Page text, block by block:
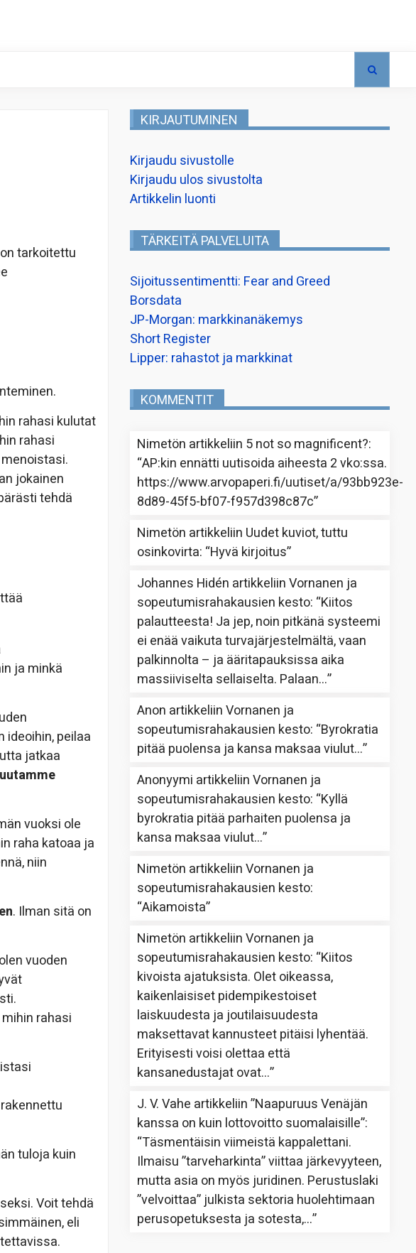
tarkoitettu
rahasi kulutat
rahasi
jokainen
tehdä
ja minkä
ideoihin, peilaa
jatkaa
vuoksi ole
raha katoaa ja
niin
. Ilman sitä on
vuoden
rahasi
tuloja kuin
Voit tehdä
eli
KIRJAUTUMINEN
Kirjaudu sivustolle
Kirjaudu ulos sivustolta
Artikkelin luonti
TÄRKEITÄ PALVELUITA
Sijoitussentimentti: Fear and Greed
Borsdata
JP-Morgan: markkinanäkemys
Short Register
Lipper: rahastot ja markkinat
KOMMENTIT
Nimetön artikkeliin 5 not so magnificent?:
“AP:kin ennätti uutisoida aiheesta 2 vko:ssa.
https://www.arvopaperi.fi/uutiset/a/93bb923e-
8d89-45f5-bf07-f957d398c87c”
Nimetön artikkeliin Uudet kuviot, tuttu
osinkovirta: “Hyvä kirjoitus”
Johannes Hidén artikkeliinVornanen ja
sopeutumisrahakausien kesto: “Kiitos
palautteesta! Ja jep, noin pitkänä systeemi
ei enää vaikuta turvajärjestelmältä, vaan
palkinnolta – ja ääritapauksissa aika
massiiviselta sellaiselta. Palaan…”
Anon artikkeliinVornanen ja
sopeutumisrahakausien kesto: “Byrokratia
pitää puolensa ja kansa maksaa viulut…”
Anonyymi artikkeliinVornanen ja
sopeutumisrahakausien kesto: “Kyllä
byrokratia pitää parhaiten puolensa ja
kansa maksaa viulut…”
Nimetön artikkeliinVornanen ja
sopeutumisrahakausien kesto:
“Aikamoista”
Nimetön artikkeliinVornanen ja
sopeutumisrahakausien kesto: “Kiitos
kivoista ajatuksista. Olet oikeassa,
kaikenlaisiset pidempikestoiset
laiskuudesta ja joutilaisuudesta
maksettavat kannusteet pitäisi lyhentää.
Erityisesti voisi olettaa että
kansanedustajat ovat…”
J. V. Vahe artikkeliin”Naapuruus Venäjän
kanssa on kuin lottovoitto suomalaisille”:
“Täsmentäisin viimeistä kappalettani.
Ilmaisu ”tarveharkinta” viittaa järkevyyteen,
mutta asia on myös juridinen. Perustuslaki
”velvoittaa” julkista sektoria huolehtimaan
perusopetuksesta ja sotesta,…”